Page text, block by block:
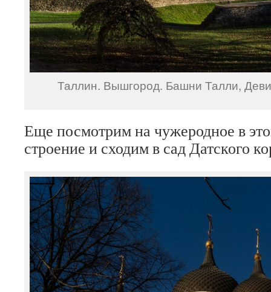
Таллин. Вышгород. Башни Талли,
Еще посмотрим на чужеродное в
строение и сходим в сад Датского